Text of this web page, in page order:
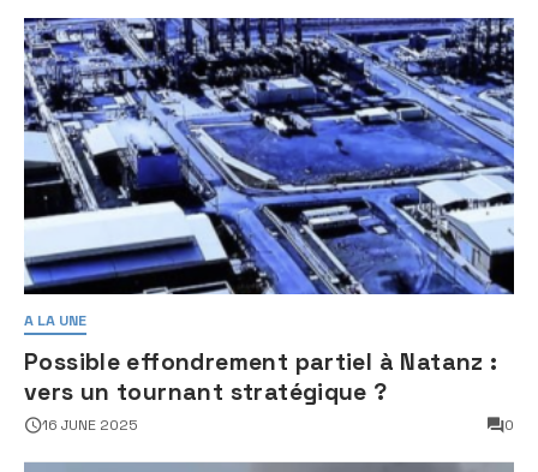
A LA UNE
Possible effondrement partiel à Natanz :
vers un tournant stratégique ?
16 JUNE 2025 0